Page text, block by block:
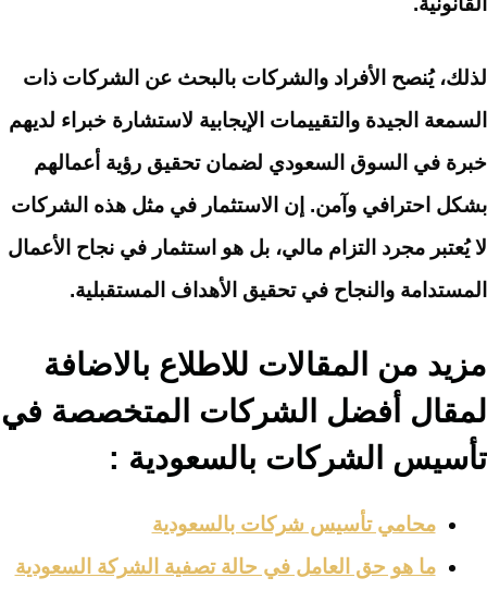
لذلك، يُنصح الأفراد والشركات بالبحث عن الشركات ذات
السمعة الجيدة والتقييمات الإيجابية لاستشارة خبراء لديهم
خبرة في السوق السعودي لضمان تحقيق رؤية أعمالهم
بشكل احترافي وآمن. إن الاستثمار في مثل هذه الشركات
لا يُعتبر مجرد التزام مالي، بل هو استثمار في نجاح الأعمال
المستدامة والنجاح في تحقيق الأهداف المستقبلية.
مزيد من المقالات للاطلاع بالاضافة
لمقال أفضل الشركات المتخصصة في
تأسيس الشركات بالسعودية :
محامي تأسيس شركات بالسعودية
ما هو حق العامل في حالة تصفية الشركة السعودية